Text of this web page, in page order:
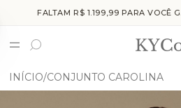
FALTAM R$ 1.199,99 PARA VOCÊ
INÍCIO CONJUNTO CAROLINA